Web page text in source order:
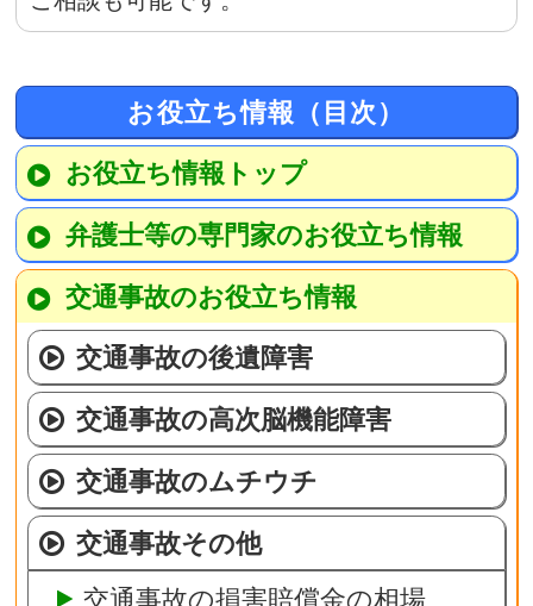
お役立ち情報（目次）
お役立ち情報トップ
弁護士等の専門家のお役立ち情報
交通事故のお役立ち情報
交通事故の後遺障害
交通事故の高次脳機能障害
交通事故のムチウチ
交通事故その他
交通事故の損害賠償金の相場